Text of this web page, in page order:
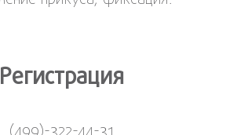
Pегистрация